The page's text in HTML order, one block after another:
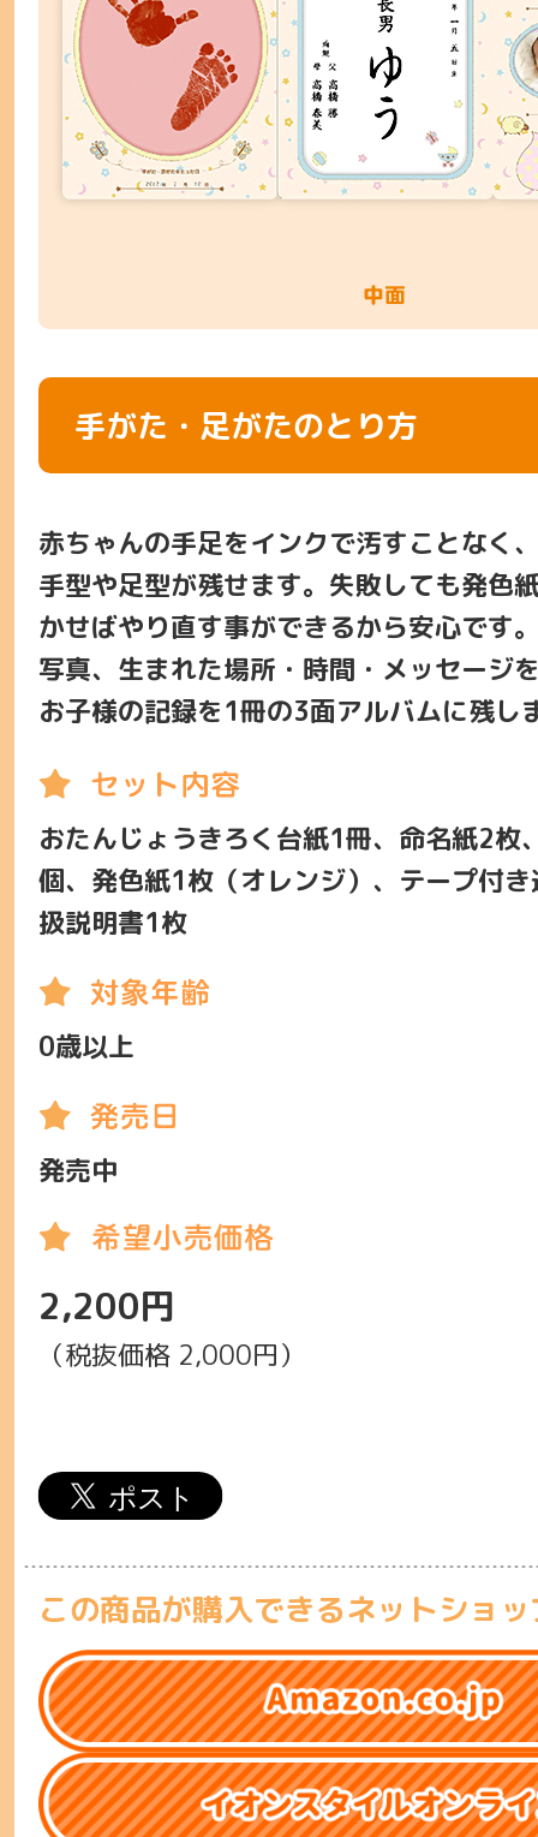
手がた・足がたのとり方
赤ちゃんの手足をインクで汚すことなく
手型や足型が残せます。失敗しても発色
かせばやり直す事ができるから安心です
写真、生まれた場所・時間・メッセージ
お子様の記録を1冊の3面アルバムに残し
おたんじょうきろく台紙1冊、命名紙2枚
個、発色紙1枚（オレンジ）、テープ付
扱説明書1枚
0歳以上
発売中
2,200円
（税抜価格 2,000円）
この商品が購入できるネットショ